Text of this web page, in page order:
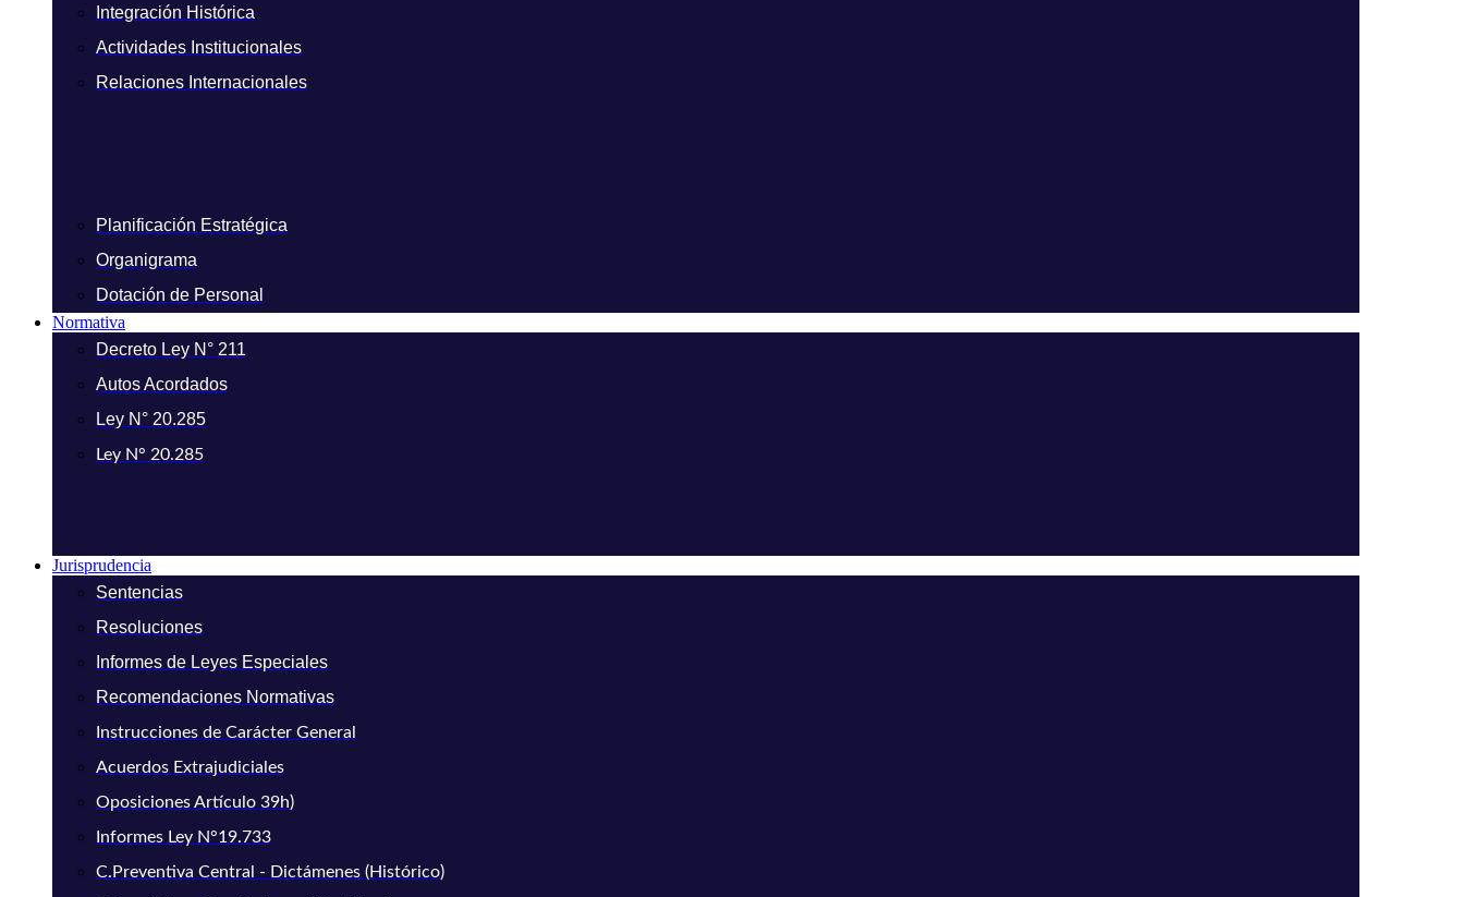
Integración Histórica
Actividades Institucionales
Relaciones Internacionales
Planificación Estratégica
Organigrama
Dotación de Personal
Normativa
Decreto Ley N° 211
Autos Acordados
Ley N° 20.285
Ley N° 20.285
Jurisprudencia
Sentencias
Resoluciones
Informes de Leyes Especiales
Recomendaciones Normativas
Instrucciones de Carácter General
Acuerdos Extrajudiciales
Oposiciones Artículo 39h)
Informes Ley N°19.733
C.Preventiva Central - Dictámenes (Histórico)